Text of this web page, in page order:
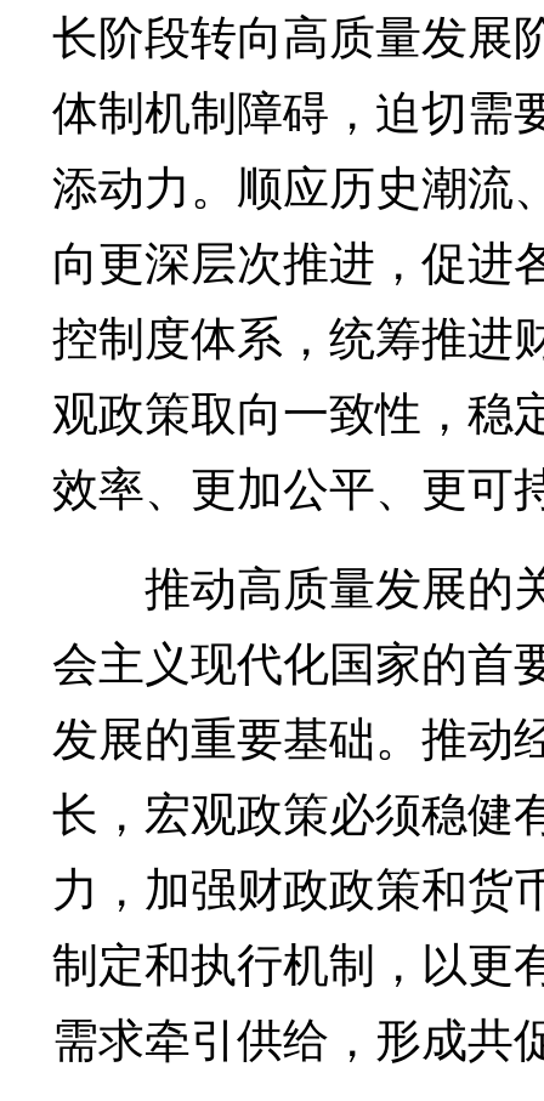
长阶段转向高质量发展
体制机制障碍，迫切需
添动力。顺应历史潮流
向更深层次推进，促进
控制度体系，统筹推进
观政策取向一致性，稳
效率、更加公平、更可
推动高质量发展的
会主义现代化国家的首
发展的重要基础。推动
长，宏观政策必须稳健
力，加强财政政策和货
制定和执行机制，以更
需求牵引供给，形成共